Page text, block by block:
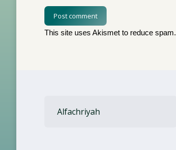
Post comment
This site uses Akismet to reduce spam.
Alfachriyah